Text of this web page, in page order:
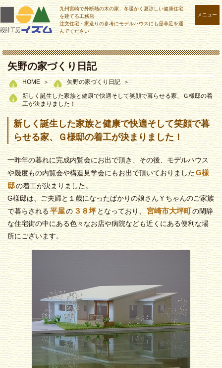
メニュー
九州宮崎で外断熱の木の家、冬暖かく夏涼しい健康住宅
を建てる工務店
注文住宅・家造りの参考にモデルハウスにも是非足を運
んでください
矢野の家づくり日記
HOME
矢野の家づくり日記
新しく誕生した家族と健康で快適そして笑顔で暮らせる家、Ｇ様邸の着
工が決まりました！
新しく誕生した家族と健康で快適そして笑顔で暮
らせる家、Ｇ様邸の着工が決まりました！
一昨年の暮れに完成内覧会にお出で頂き、その後、モデルハウス
や幾度もの内覧会や構造見学会にもお出で頂いておりましたG様
邸の着工が決まりました。
G様邸は、ご夫婦と１歳になったばかりの娘さんＹちゃんのご家族
で暮らされる平屋の３８坪となっており、宮崎市大坪町の閑静
な住宅街の中にある色々なお店や病院なども近くにある便利な場
所にございます。